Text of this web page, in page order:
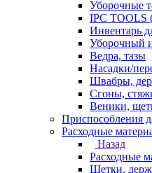
Уборочные
IPC TOOLS
Инвентарь
Уборочный
Ведра, тазы
Насадки/
Швабры,
Сгоны,
Веники,
Приспособления
Расходные
Назад
Расходные
Щетки,